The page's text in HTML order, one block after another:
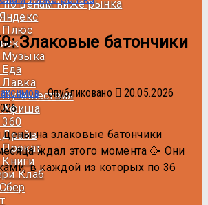
по ценам ниже рынка
Плюс
Музыка
Лавка
Афиша
Драйв
Клаб
Злаковые батончики
· Опубликовано 20.05.2026 ·
цены на злаковые батончики
ждал этого момента 🥳 Они
в каждой из которых по 36